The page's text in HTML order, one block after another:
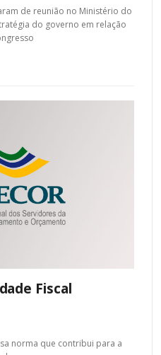
de reunião no Ministério do
do governo em relação
Fiscal
norma que contribui para a